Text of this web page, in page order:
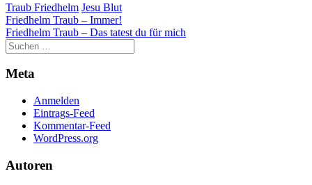
Traub Friedhelm Jesu Blut
Beitragsnavigation
Friedhelm Traub – Immer!
Friedhelm Traub – Das tatest du für mich
Meta
Anmelden
Eintrags-Feed
Kommentar-Feed
WordPress.org
Autoren